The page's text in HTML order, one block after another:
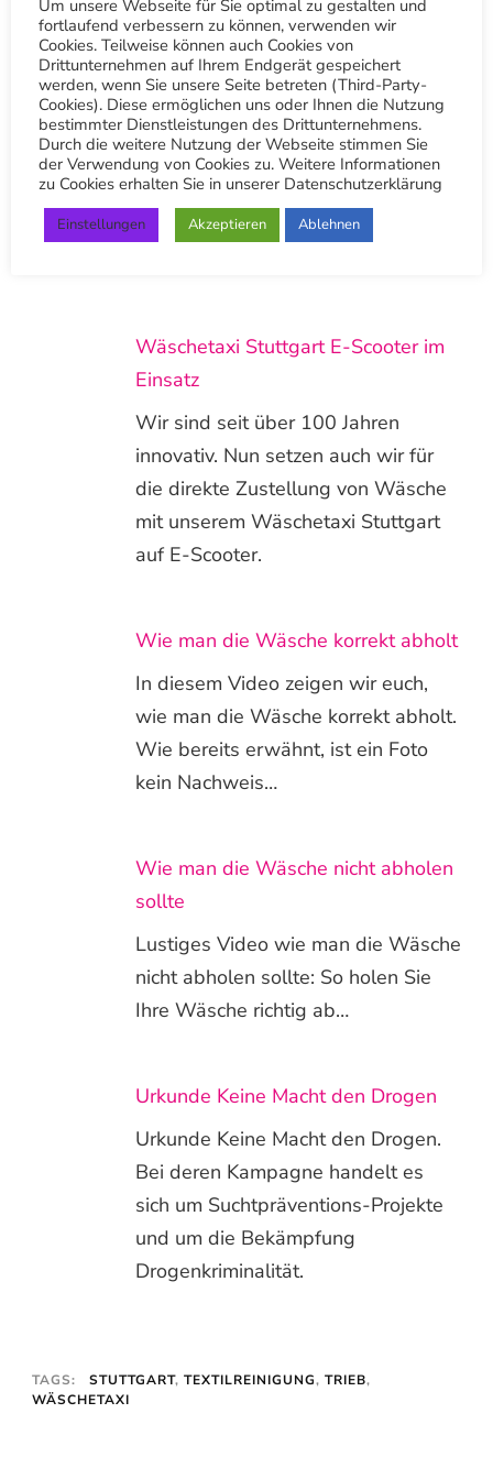
Sommerspecial: Bluse, Polo,
Sommerkleid, kurze Hose, Rock
Sommerspecial für App-Nutzer:
Jetzt tolle Rabatte auf die Reinigung
von Blusen, Polos, Sommerkleider,
Röcke und kurze Hosen sichern –
Wäschetaxi Stuttgart E-Scooter im
Einsatz
Wir sind seit über 100 Jahren
innovativ. Nun setzen auch wir für
die direkte Zustellung von Wäsche
mit unserem Wäschetaxi Stuttgart
auf E-Scooter.
Wie man die Wäsche korrekt abholt
In diesem Video zeigen wir euch,
wie man die Wäsche korrekt abholt.
Wie bereits erwähnt, ist ein Foto
kein Nachweis…
Wie man die Wäsche nicht abholen
sollte
Lustiges Video wie man die Wäsche
nicht abholen sollte: So holen Sie
Ihre Wäsche richtig ab…
Urkunde Keine Macht den Drogen
Urkunde Keine Macht den Drogen.
Bei deren Kampagne handelt es
sich um Suchtpräventions-Projekte
und um die Bekämpfung
Drogenkriminalität.
TAGS: STUTTGART, TEXTILREINIGUNG, TRIEB,
WÄSCHETAXI
Um unsere Webseite für Sie optimal zu gestalten und
fortlaufend verbessern zu können, verwenden wir
Cookies. Teilweise können auch Cookies von
Drittunternehmen auf Ihrem Endgerät gespeichert
werden, wenn Sie unsere Seite betreten (Third-Party-
Cookies). Diese ermöglichen uns oder Ihnen die Nutzung
bestimmter Dienstleistungen des Drittunternehmens.
Durch die weitere Nutzung der Webseite stimmen Sie
der Verwendung von Cookies zu. Weitere Informationen
zu Cookies erhalten Sie in unserer Datenschutzerklärung
Einstellungen Akzeptieren Ablehnen